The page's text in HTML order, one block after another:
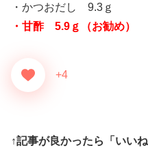
・かつおだし 9.3ｇ
・甘酢 5.9ｇ（お勧め）
+4
↑記事が良かったら「いい